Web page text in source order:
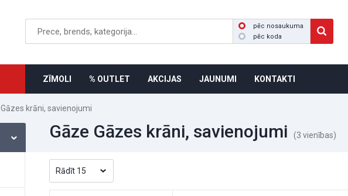
pēc nosaukuma
pēc koda
ZĪMOLI % OUTLET AKCIJAS JAUNUMI KONTAKTI
Gāzes krāni, savienojumi
Gāze Gāzes krāni, savienojumi (3 vienības)